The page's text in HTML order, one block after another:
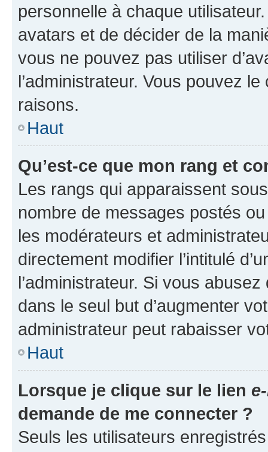
personnelle à chaque utilisateur.
avatars et de décider de la
vous ne pouvez pas utiliser
l’administrateur. Vous pouvez
raisons.
Haut
Qu’est-ce que mon rang et
Les rangs qui apparaissent
nombre de messages postés
les modérateurs et
directement modifier l’intitulé
l’administrateur. Si vous
dans le seul but d’augmenter
administrateur peut rabaisser
Haut
Lorsque je clique sur le lien
demande de me connecter ?
Seuls les utilisateurs